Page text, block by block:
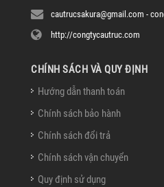
cautrucsakura@gmail.com -
http://congtycautruc.com
CHÍNH SÁCH VÀ QUY ĐỊNH
Hướng dẫn thanh toán
Chính sách bảo hành
Chính sách đổi trả
Chính sách vận chuyển
Quy định sử dụng